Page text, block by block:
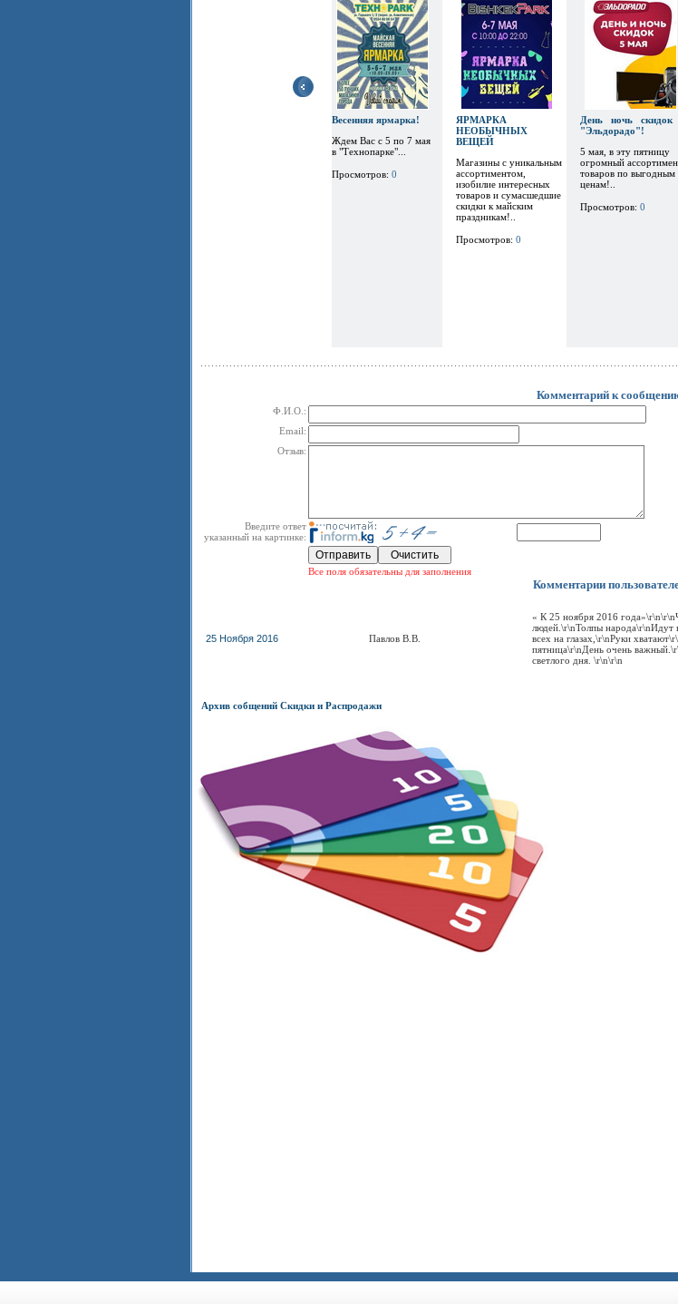
Весенняя ярмарка!
Ждем Вас с 5 по 7 мая
в "Технопарке"...
Просмотров: 0
ЯРМАРКА
НЕОБЫЧНЫХ
ВЕЩЕЙ
Магазины с уникальным
ассортиментом,
изобилие интересных
товаров и сумасшедшие
скидки к майским
праздникам!..
Просмотров: 0
День ночь скидок
"Эльдорадо"!
5 мая, в эту пятницу
огромный
товаров по выгодным
ценам!..
Просмотров: 0
Комментарий к
Ф.И.О.:
Email:
Отзыв:
Введите ответ
указанный на картинке:
Все поля обязательны для заполнения
Комментарии
25 Ноября 2016 Павлов В.В.
« К 25 ноября 2016
людей.\r\nТолпы народа\r\nИдут
всех на глазах,\r\nРуки
пятница\r\nДень очень
светлого дня. \r\n\r\n
Архив собщений Скидки и Распродажи